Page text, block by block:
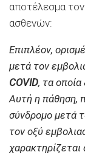
αποτέλεσμα
ασθενών:
Επιπλέον,
μετά τον
COVID, τα οποία
Αυτή η πάθηση,
σύνδρομο μετά
τον οξύ